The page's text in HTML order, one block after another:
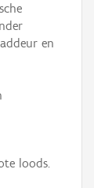
en
loods.